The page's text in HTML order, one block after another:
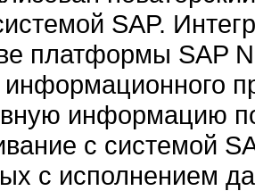
SAP.
платформы SAP
информационного
информацию
с системой
с исполнением